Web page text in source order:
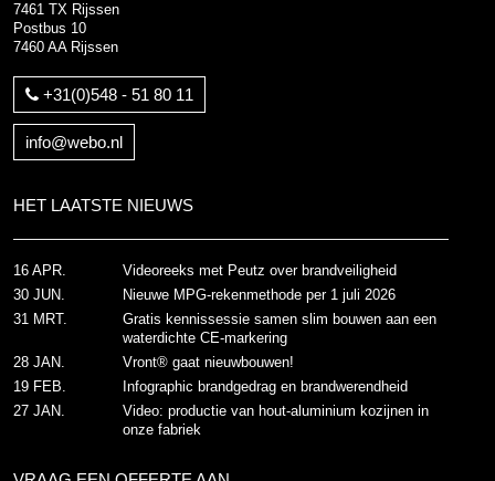
7461 TX Rijssen
Postbus 10
7460 AA Rijssen
+31(0)548 - 51 80 11
info@webo.nl
HET LAATSTE NIEUWS
Videoreeks met Peutz over brandveiligheid
16 APR.
Nieuwe MPG-rekenmethode per 1 juli 2026
30 JUN.
Gratis kennissessie samen slim bouwen aan een
waterdichte CE-markering
31 MRT.
Vront® gaat nieuwbouwen!
28 JAN.
Infographic brandgedrag en brandwerendheid
19 FEB.
Video: productie van hout-aluminium kozijnen in
onze fabriek
27 JAN.